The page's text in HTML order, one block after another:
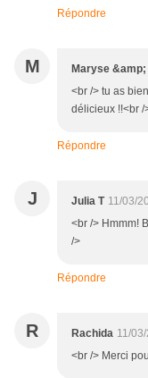
Répondre
M Maryse
<br /> tu as
délicieux !!<br /
Répondre
J Julia T 11/03/
<br /> Hmmm!
/>
Répondre
R Rachida 11/
<br /> Merci